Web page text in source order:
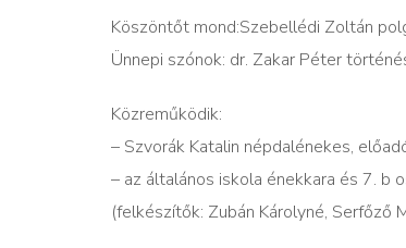
Köszöntőt mond:Szebellédi Zoltán
Ünnepi szónok: dr. Zakar Péter
Közreműködik:
– Szvorák Katalin népdalénekes,
– az általános iskola énekkara és 7. b
(felkészítők: Zubán Károlyné, Serfőző